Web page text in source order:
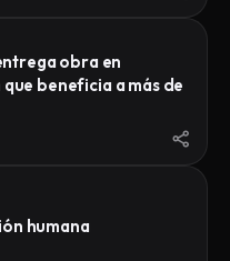
obra en
beneficia a más de
humana